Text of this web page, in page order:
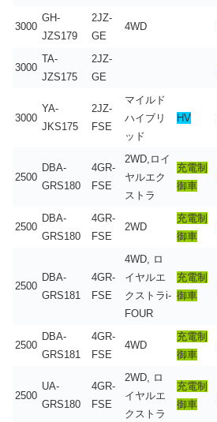
3000
GH-
JZS179
2JZ-
GE
4WD
3000
TA-
JZS175
2JZ-
GE
3000
YA-
JKS175
2JZ-
FSE
マイルド
ハイブリ
ッド
HV
2500
DBA-
GRS180
4GR-
FSE
2WD,ロイ
ヤルエク
ストラ
充電制
御車
2500
DBA-
GRS180
4GR-
FSE
2WD
充電制
御車
2500
DBA-
GRS181
4GR-
FSE
4WD, ロ
イヤルエ
クストラi-
FOUR
充電制
御車
2500
DBA-
GRS181
4GR-
FSE
4WD
充電制
御車
2500
UA-
GRS180
4GR-
FSE
2WD, ロ
イヤルエ
クストラ
充電制
御車